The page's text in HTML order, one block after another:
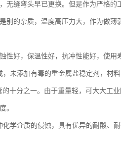
无缝弯头早已更换。但是作为严格的
的杂质，温度高压力大，作为做薄
好，保温性好，抗冲性能好，使用
未添加有毒的重金属盐稳定剂，材
十分之一。由于重量轻，可大大工
。
学介质的侵蚀，具有优异的耐酸、